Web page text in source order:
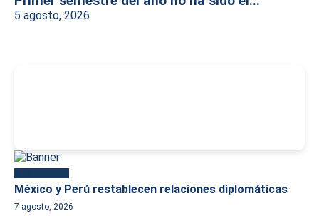
5 agosto, 2026
México y Perú restablecen relaciones diplomáticas
7 agosto, 2026